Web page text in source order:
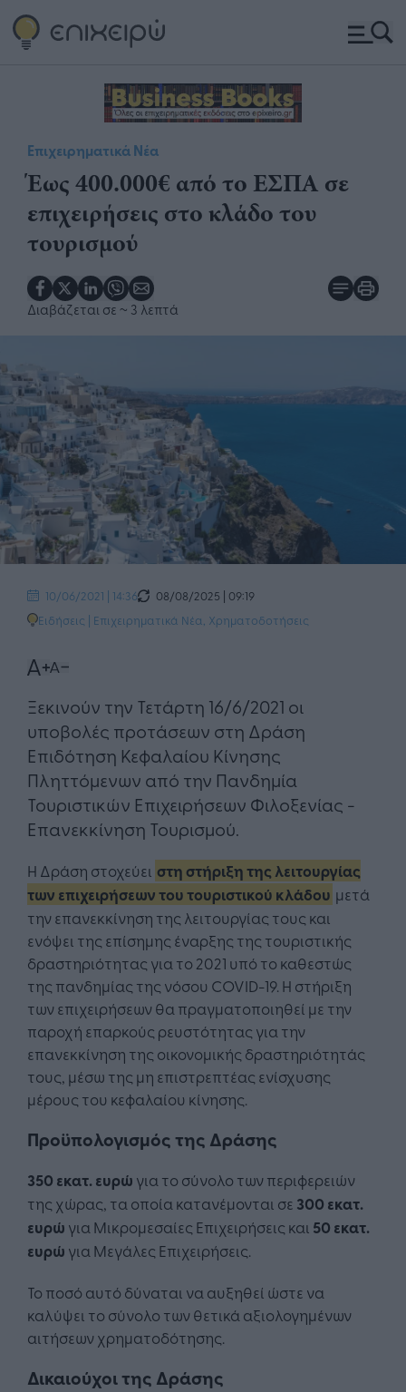
Επιχειρηματικά Νέα
Έως 400.000€ από το ΕΣΠΑ σε
επιχειρήσεις στο κλάδο του
τουρισμού
Διαβάζεται σε ~ 3 λεπτά
10/06/2021 | 14:36
08/08/2025 | 09:19
Ειδήσεις | Επιχειρηματικά Νέα Χρηματοδοτήσεις
Ξεκινούν την Τετάρτη 16/6/2021 οι
υποβολές προτάσεων στη Δράση
Επιδότηση Κεφαλαίου Κίνησης
Πληττόμενων από την Πανδημία
Τουριστικών Επιχειρήσεων Φιλοξενίας -
Επανεκκίνηση Τουρισμού.
Η Δράση στοχεύει στη στήριξη της λειτουργίας
των επιχειρήσεων του τουριστικού κλάδου μετά
την επανεκκίνηση της λειτουργίας τους και
ενόψει της επίσημης έναρξης της τουριστικής
δραστηριότητας για το 2021 υπό το καθεστώς
της πανδημίας της νόσου COVID-19. Η στήριξη
των επιχειρήσεων θα πραγματοποιηθεί με την
παροχή επαρκούς ρευστότητας για την
επανεκκίνηση της οικονομικής δραστηριότητάς
τους, μέσω της μη επιστρεπτέας ενίσχυσης
μέρους του κεφαλαίου κίνησης.
Προϋπολογισμός της Δράσης
350 εκατ. ευρώ για το σύνολο των περιφερειών
της χώρας, τα οποία κατανέμονται σε 300 εκατ.
ευρώ για Μικρομεσαίες Επιχειρήσεις και 50 εκατ.
ευρώ για Μεγάλες Επιχειρήσεις.
Το ποσό αυτό δύναται να αυξηθεί ώστε να
καλύψει το σύνολο των θετικά αξιολογημένων
αιτήσεων χρηματοδότησης.
Δικαιούχοι της Δράσης